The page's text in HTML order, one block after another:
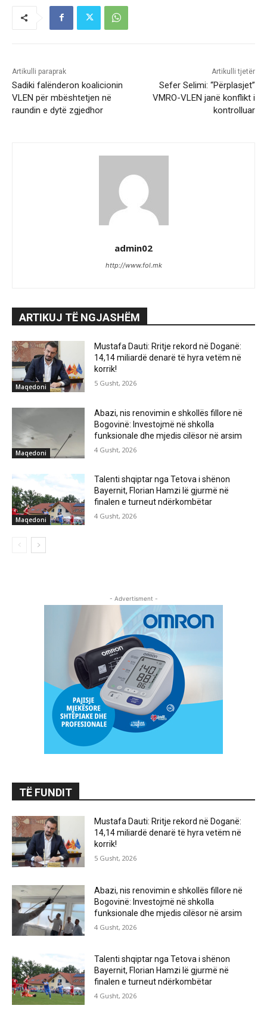
Artikulli paraprak
Sadiki falënderon koalicionin
VLEN për mbështetjen në
raundin e dytë zgjedhor
Artikulli tjetër
Sefer Selimi: “Përplasjet”
VMRO-VLEN janë konflikt i
kontrolluar
admin02
http://www.fol.mk
ARTIKUJ TË NGJASHËM
Maqedoni
Mustafa Dauti: Rritje rekord në Doganë:
14,14 miliardë denarë të hyra vetëm në
korrik!
5 Gusht, 2026
Maqedoni
Abazi, nis renovimin e shkollës fillore në
Bogovinë: Investojmë në shkolla
funksionale dhe mjedis cilësor në arsim
4 Gusht, 2026
Maqedoni
Talenti shqiptar nga Tetova i shënon
Bayernit, Florian Hamzi lë gjurmë në
finalen e turneut ndërkombëtar
4 Gusht, 2026
- Advertisment -
TË FUNDIT
Mustafa Dauti: Rritje rekord në Doganë:
14,14 miliardë denarë të hyra vetëm në
korrik!
5 Gusht, 2026
Abazi, nis renovimin e shkollës fillore në
Bogovinë: Investojmë në shkolla
funksionale dhe mjedis cilësor në arsim
4 Gusht, 2026
Talenti shqiptar nga Tetova i shënon
Bayernit, Florian Hamzi lë gjurmë në
finalen e turneut ndërkombëtar
4 Gusht, 2026